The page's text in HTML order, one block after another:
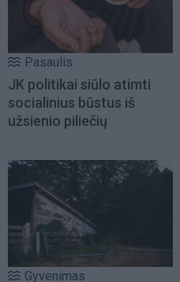
Pasaulis
JK politikai siūlo atimti
socialinius būstus iš
užsienio piliečių
Gyvenimas